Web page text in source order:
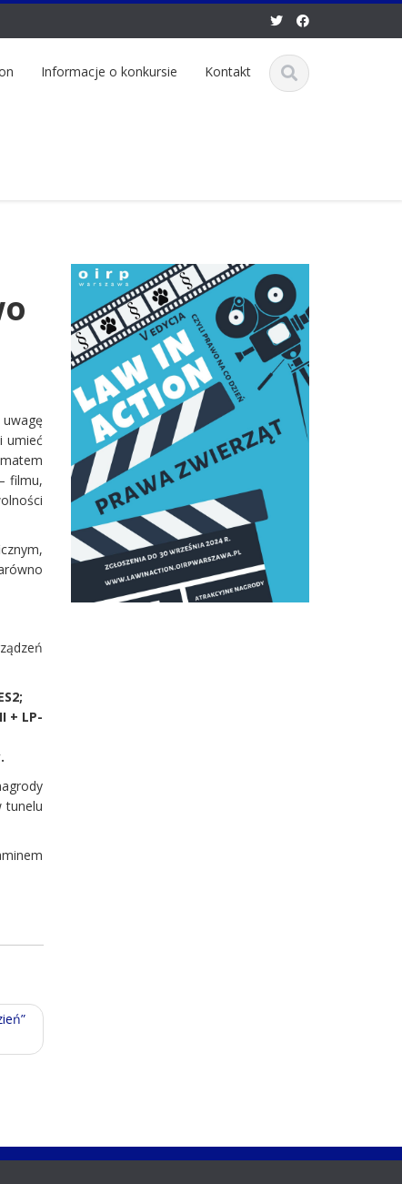
Informacje o konkursie Kontakt
umieć
filmu,
+ LP-
tunelu